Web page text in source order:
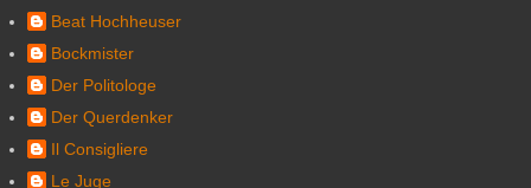
Beat Hochheuser
Bockmister
Der Politologe
Der Querdenker
Il Consigliere
Le Juge